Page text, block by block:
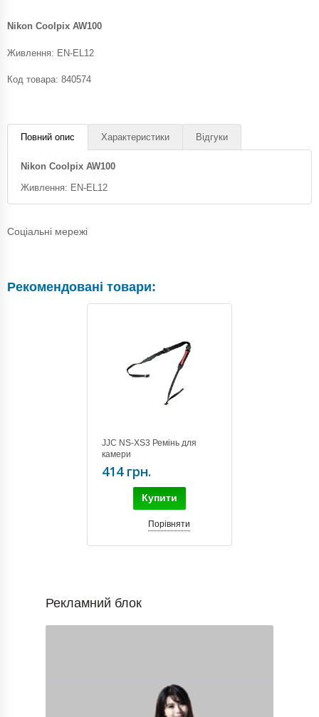
Nikon Coolpix AW100
Живлення: EN-EL12
Код товара: 840574
Повний опис Характеристики Відгуки
Nikon Coolpix AW100
Живлення: EN-EL12
Соціальні мережі
Рекомендовані товари:
JJC NS-XS3 Ремінь для
камери
414 грн.
Купити
Порівняти
Рекламний блок